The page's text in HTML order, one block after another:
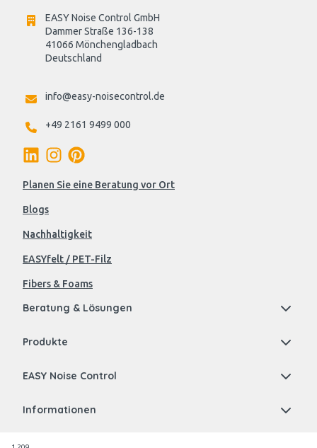
EASY Noise Control GmbH
Dammer Straße 136-138
41066 Mönchengladbach
Deutschland
info@easy-noisecontrol.de
+49 2161 9499 000
Planen Sie eine Beratung vor Ort
Blogs
Nachhaltigkeit
EASYfelt / PET-Filz
Fibers & Foams
Beratung & Lösungen
Produkte
EASY Noise Control
Informationen